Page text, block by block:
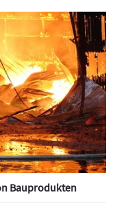
Bauprodukten